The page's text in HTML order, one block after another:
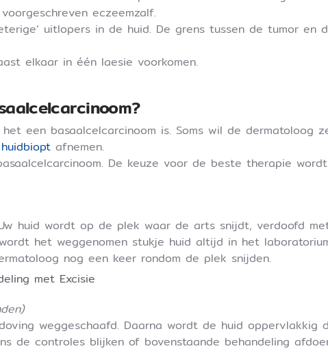
eczeemzalf.
uitlopers in de huid. De grens tussen de tumor en
elkaar in één laesie voorkomen.
een basaalcelcarcinoom is. Soms wil de dermatoloog
huidbiopt afnemen.
De keuze voor de beste therapie
huid wordt op de plek waar de arts snijdt, verdoofd
het weggenomen stukje huid altijd in het
nog een keer rondom de plek snijden.
met Excisie
weggeschaafd. Daarna wordt de huid oppervlakkig
de controles blijken of bovenstaande behandeling